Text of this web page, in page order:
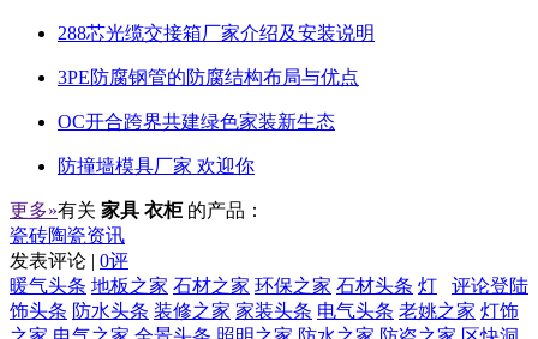
288芯光缆交接箱厂家介绍及安装说明
3PE防腐钢管的防腐结构布局与优点
OC开合跨界共建绿色家装新生态
防撞墙模具厂家 欢迎你
更多»有关 家具 衣柜 的产品：
瓷砖陶瓷资讯
发表评论 | 0评
评论登陆
暖气头条 地板之家 石材之家 环保之家 石材头条 灯
饰头条 防水头条 装修之家 家装头条 电气头条 老姚之家 灯饰